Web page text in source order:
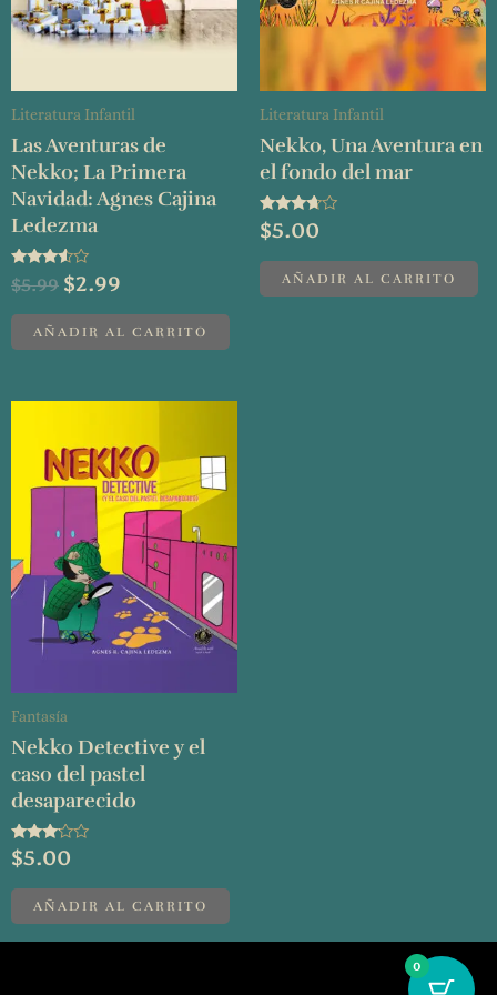
Literatura Infantil
Las Aventuras de
Nekko; La Primera
Navidad: Agnes Cajina
Ledezma
Valorado
con
de 5
$5.99 $2.99
AÑADIR AL CARRITO
Literatura Infantil
Nekko, Una Aventura en
el fondo del mar
Valorado
con
de 5
$5.00
AÑADIR AL CARRITO
Fantasía
Nekko Detective y el
caso del pastel
desaparecido
Valorado
con
de 5
$5.00
AÑADIR AL CARRITO
0